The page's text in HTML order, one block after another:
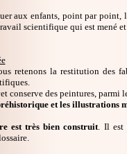
aux enfants, point par
scientifique qui est mené
retenons la restitution des
conserve des peintures, parmi
et les illustrations
est très bien construit. Il est